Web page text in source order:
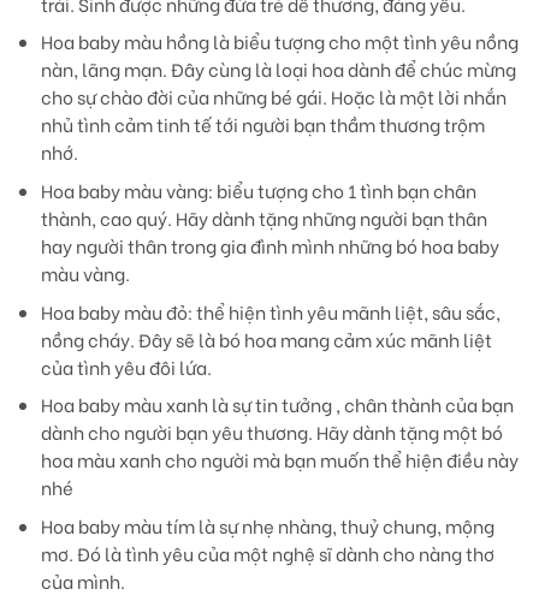
Hoa baby màu hồnglà biểu tượng cho một tình yêu nồng
nàn, lãng mạn. Đây cùng là loại hoa dành để chúc mừng
cho sự chào đời của những bé gái. Hoặc là một lời nhắn
nhủ tình cảm tinh tế tới người bạn thầm thương trộm
nhớ.
Hoa baby màu vàng: biểu tượng cho 1 tình bạn chân
thành, cao quý. Hãy dành tặng những người bạn thân
hay người thân trong gia đình mình những bó hoa baby
màu vàng.
Hoa baby màu đỏ:thể hiện tình yêu mãnh liệt, sâu sắc,
nồng cháy. Đây sẽ là bó hoa mang cảm xúc mãnh liệt
của tình yêu đôi lứa.
Hoa baby màu xanhlà sự tin tưởng , chân thành của bạn
dành cho người bạn yêu thương. Hãy dành tặng một bó
hoa màu xanh cho người mà bạn muốn thể hiện điều này
nhé
Hoa baby màu tímlà sự nhẹ nhàng, thuỷ chung, mộng
mơ. Đó là tình yêu của một nghệ sĩ dành cho nàng thơ
của mình.